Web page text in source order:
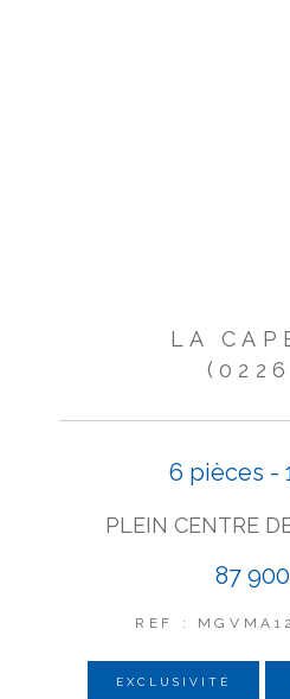
LA
6 pièces -
PLEIN CENTRE
87
REF :
EXCLUSIVITÉ